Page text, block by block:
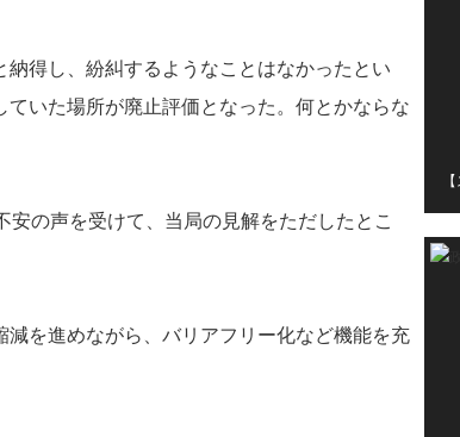
得し、紛糾するようなことはなかったとい
いた場所が廃止評価となった。何とかならな
の声を受けて、当局の見解をただしたとこ
減を進めながら、バリアフリー化など機能を充